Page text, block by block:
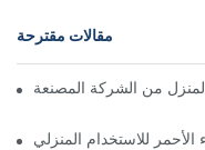
مقالات مقترحة
من الشركة المصنعة